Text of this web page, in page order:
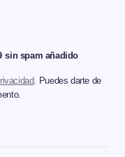
sin spam añadido
. Puedes darte de